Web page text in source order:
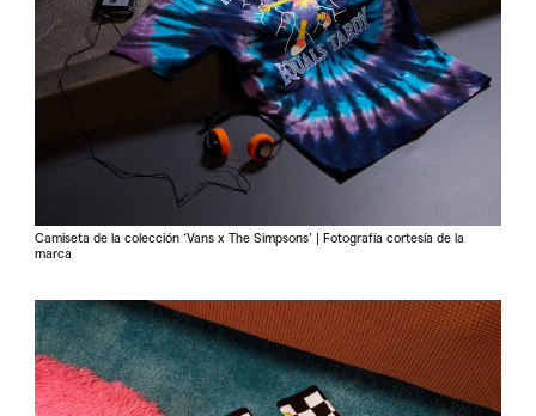
Camiseta de la colección ‘Vans x The Simpsons’ | Fotografía cortesía de la
marca